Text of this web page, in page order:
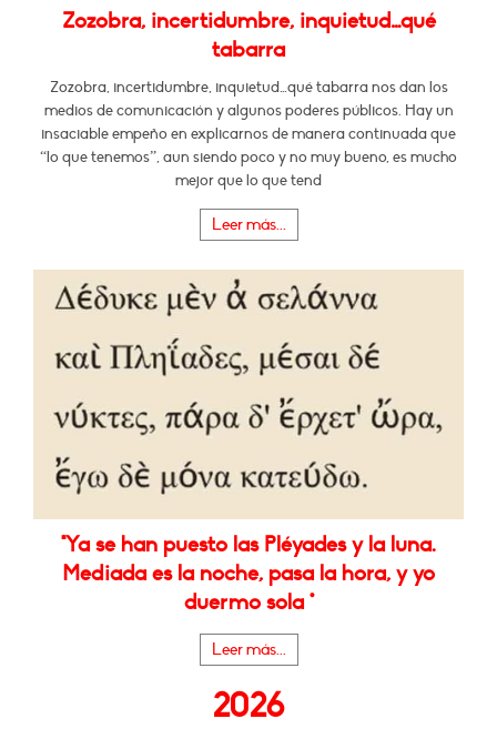
Zozobra, incertidumbre, inquietud…qué
tabarra
Zozobra, incertidumbre, inquietud…qué tabarra nos dan los
medios de comunicación y algunos poderes públicos. Hay un
insaciable empeño en explicarnos de manera continuada que
“lo que tenemos”, aun siendo poco y no muy bueno, es mucho
mejor que lo que tend
Leer más...
"Ya se han puesto las Pléyades y la luna.
Mediada es la noche, pasa la hora, y yo
duermo sola *
Leer más...
2026